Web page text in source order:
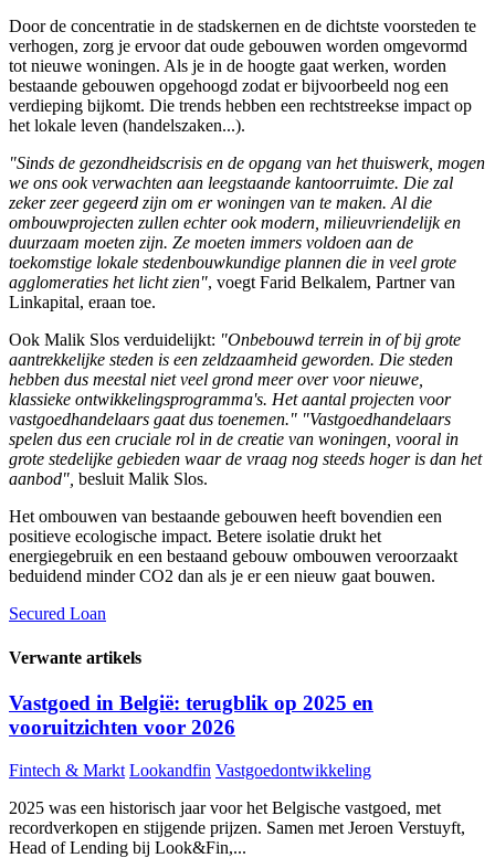
Door de concentratie in de stadskernen en de dichtste voorsteden te
verhogen, zorg je ervoor dat oude gebouwen worden omgevormd
tot nieuwe woningen. Als je in de hoogte gaat werken, worden
bestaande gebouwen opgehoogd zodat er bijvoorbeeld nog een
verdieping bijkomt. Die trends hebben een rechtstreekse impact op
het lokale leven (handelszaken...).
"Sinds de gezondheidscrisis en de opgang van het thuiswerk, mogen
we ons ook verwachten aan leegstaande kantoorruimte. Die zal
zeker zeer gegeerd zijn om er woningen van te maken. Al die
ombouwprojecten zullen echter ook modern, milieuvriendelijk en
duurzaam moeten zijn. Ze moeten immers voldoen aan de
toekomstige lokale stedenbouwkundige plannen die in veel grote
agglomeraties het licht zien", voegt Farid Belkalem, Partner van
Linkapital, eraan toe.
Ook Malik Slos verduidelijkt: "Onbebouwd terrein in of bij grote
aantrekkelijke steden is een zeldzaamheid geworden. Die steden
hebben dus meestal niet veel grond meer over voor nieuwe,
klassieke ontwikkelingsprogramma's. Het aantal projecten voor
vastgoedhandelaars gaat dus toenemen." "Vastgoedhandelaars
spelen dus een cruciale rol in de creatie van woningen, vooral in
grote stedelijke gebieden waar de vraag nog steeds hoger is dan het
aanbod", besluit Malik Slos.
Het ombouwen van bestaande gebouwen heeft bovendien een
positieve ecologische impact. Betere isolatie drukt het
energiegebruik en een bestaand gebouw ombouwen veroorzaakt
beduidend minder CO2 dan als je er een nieuw gaat bouwen.
Secured Loan
Verwante artikels
Vastgoed in België: terugblik op 2025 en
vooruitzichten voor 2026
Fintech & Markt Lookandfin Vastgoedontwikkeling
2025 was een historisch jaar voor het Belgische vastgoed, met
recordverkopen en stijgende prijzen. Samen met Jeroen Verstuyft,
Head of Lending bij Look&Fin,...